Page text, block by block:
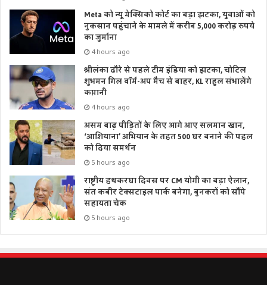
Meta को न्यू मेक्सिको कोर्ट का बड़ा झटका, युवाओं को
नुकसान पहुंचाने के मामले में करीब 5,000 करोड़ रुपये
का जुर्माना
4 hours ago
श्रीलंका दौरे से पहले टीम इंडिया को झटका, चोटिल
शुभमन गिल वॉर्म-अप मैच से बाहर, KL राहुल संभालेंगे
कप्तानी
4 hours ago
असम बाढ़ पीड़ितों के लिए आगे आए सलमान खान,
‘आशियाना’ अभियान के तहत 500 घर बनाने की पहल
को दिया समर्थन
5 hours ago
राष्ट्रीय हथकरघा दिवस पर CM योगी का बड़ा ऐलान,
संत कबीर टेक्सटाइल पार्क बनेगा, बुनकरों को सौंपे
सहायता चेक
5 hours ago